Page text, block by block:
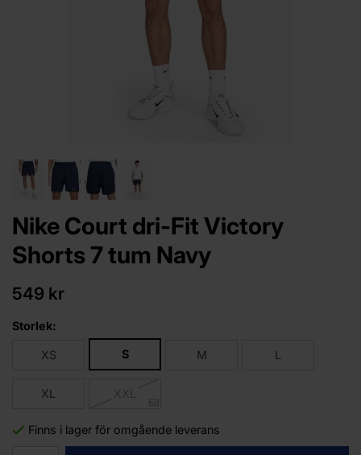
Nike Court dri-Fit Victory
Shorts 7 tum Navy
549 kr
Storlek:
XS S M L
XL
Finns i lager för omgående leverans